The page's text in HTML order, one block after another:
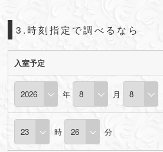
3.時刻指定で調べるなら
入室予定
年 月
時 分